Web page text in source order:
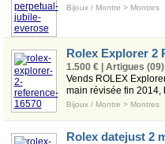
Bijoux / Montre > Montres
Rolex Explorer 2
1.500 € | Artigues (09)
Vends ROLEX
main révisée fin 2014,
Bijoux / Montre > Montres
Rolex datejust 2